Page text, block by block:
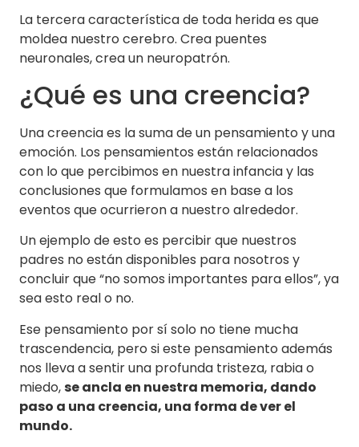
La tercera característica de toda herida es que
moldea nuestro cerebro. Crea puentes
neuronales, crea un neuropatrón.
¿Qué es una creencia?
Una creencia es la suma de un pensamiento y una
emoción. Los pensamientos están relacionados
con lo que percibimos en nuestra infancia y las
conclusiones que formulamos en base a los
eventos que ocurrieron a nuestro alrededor.
Un ejemplo de esto es percibir que nuestros
padres no están disponibles para nosotros y
concluir que “no somos importantes para ellos”, ya
sea esto real o no.
Ese pensamiento por sí solo no tiene mucha
trascendencia, pero si este pensamiento además
nos lleva a sentir una profunda tristeza, rabia o
miedo,se ancla en nuestra memoria, dando
paso a una creencia, una forma de ver el
mundo.